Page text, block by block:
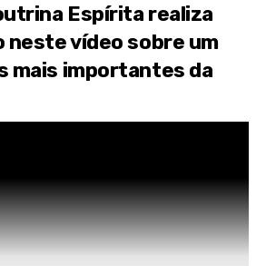
Espírita realiza
neste vídeo sobre um
mais importantes da